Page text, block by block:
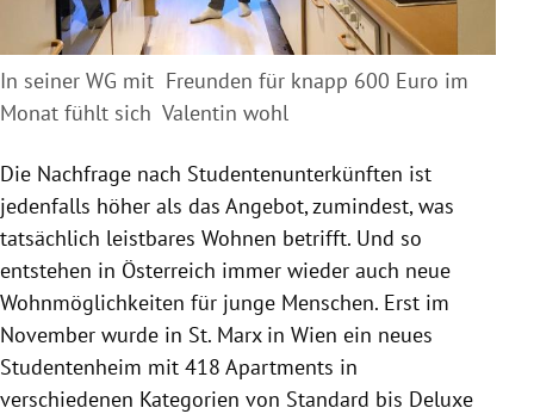
In seiner WG mit Freunden für knapp 600 Euro im
Monat fühlt sich Valentin wohl
Die Nachfrage nach Studentenunterkünften ist
jedenfalls höher als das Angebot, zumindest, was
tatsächlich leistbares Wohnen betrifft. Und so
entstehen in Österreich immer wieder auch neue
Wohnmöglichkeiten für junge Menschen. Erst im
November wurde in St. Marx in Wien ein neues
Studentenheim mit 418 Apartments in
verschiedenen Kategorien von Standard bis Deluxe